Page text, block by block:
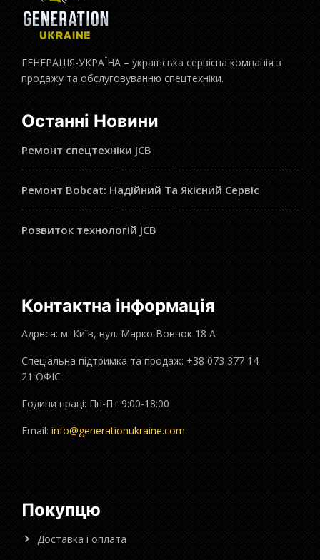
ГЕНЕРАЦІЯ-УКРАЇНА – українська сервісна компанія з
продажу та обслуговуванню спецтехніки.
Останні Новини
Ремонт спецтехніки JCB
Ремонт Bobcat: Надійний Та Якісний Сервіс
Розвиток технологій JCB
Контактна інформація
Адреса: м. Київ, вул. Марко Вовчок 18 А
Спеціальна підтримка та продаж: +38 073 377 14
21 ОФІС
Години праці: Пн-Пт 9:00-18:00
Email: info@generationukraine.com
Покупцю
Доставка і оплата